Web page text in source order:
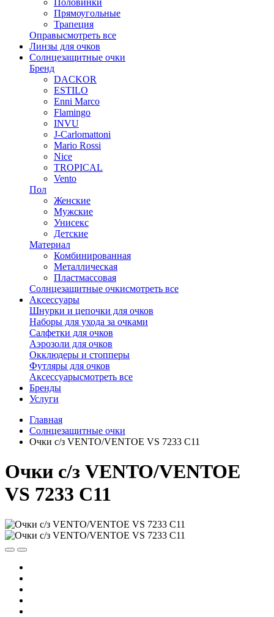
Прямоугольные
Трапеция
Оправысмотреть все
Линзы для очков
Солнцезащитные очки
Бренд
DACKOR
ESTILO
Enni Marco
Flamingo
INVU
J-Carlomattoni
Mario Rossi
Nice
TROPICAL
Vento
Пол
Женские
Мужские
Унисекс
Детские
Материал
Комбинированная
Металлическая
Пластмассовая
Солнцезащитные очкисмотреть все
Аксессуары
Шнурки и цепочки для очков
Наборы для ухода за очками
Салфетки для очков
Аэрозоли для очков
Окклюдеры и стопперы
Футляры для очков
Аксессуарысмотреть все
Бренды
Услуги
Главная
Солнцезащитные очки
Очки с/з VENTO/VENTOE VS 7233 C11
Очки с/з VENTO/VENTOE
VS 7233 C11